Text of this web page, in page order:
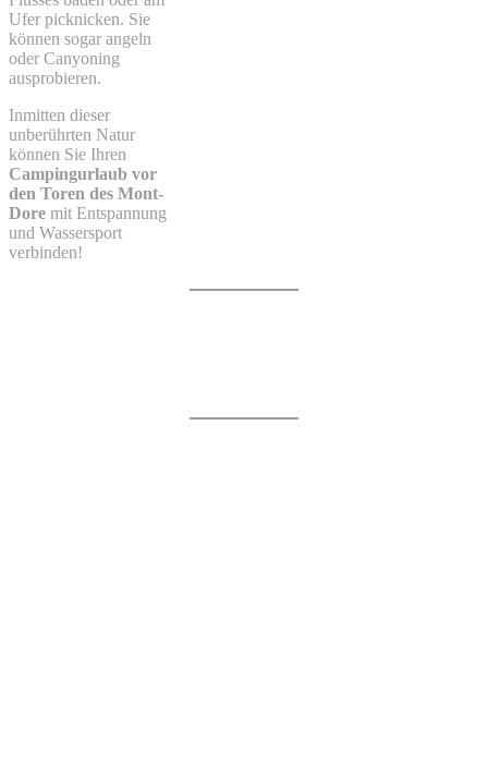
Ufer picknicken. Sie
können sogar angeln
oder Canyoning
ausprobieren.
Inmitten dieser
unberührten Natur
können Sie Ihren
Campingurlaub vor
den Toren des Mont-
Dore mit Entspannung
und Wassersport
verbinden!